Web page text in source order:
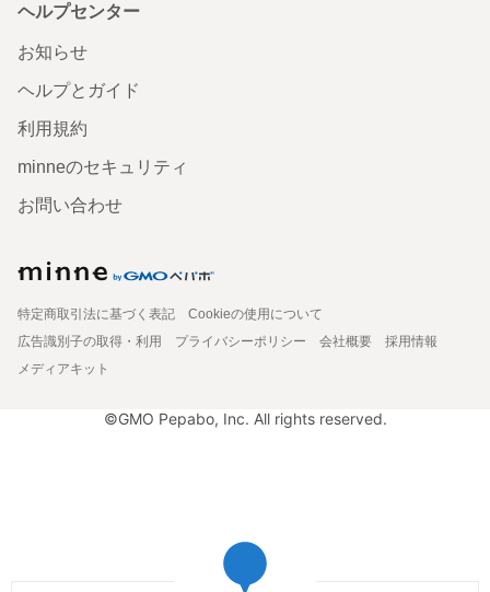
ヘルプセンター
お知らせ
ヘルプとガイド
利用規約
minneのセキュリティ
お問い合わせ
特定商取引法に基づく表記
Cookieの使用について
広告識別子の取得・利用
プライバシーポリシー 会社概要
採用情報
メディアキット
©GMO Pepabo, Inc. All rights reserved.